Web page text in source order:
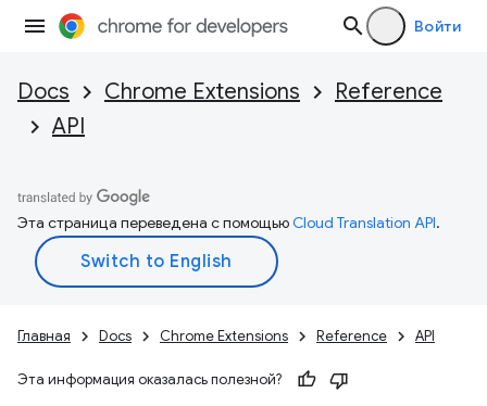
Войти
Docs Chrome Extensions
Reference
API
Эта страница переведена с помощьюCloud Translation API.
Главная Docs Chrome Extensions Reference API
Эта информация оказалась полезной?